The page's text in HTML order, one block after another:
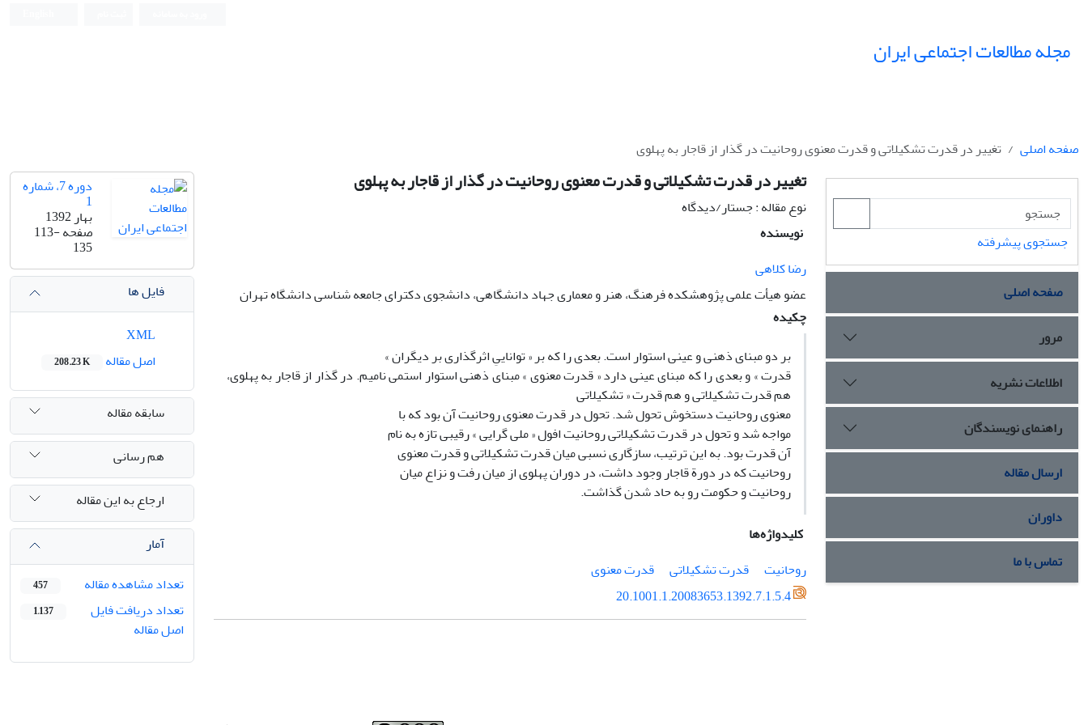
مجله مطالعات اجتماعی ایران
صفحه اصلی تغییر در قدرت تشکیلاتی و قدرت معنوی روحانیت در گذار از قاجار به پهلوی
تغییر در قدرت تشکیلاتی و قدرت معنوی روحانیت در گذار از قاجار به پهلوی
نوع مقاله : جستار/دیدگاه
نویسنده
رضا کلاهی
عضو هیأت علمی پژوهشکده فرهنگ، هنر و معماری جهاد دانشگاهی، دانشجوی دکترای جامعه شناسی دانشگاه تهران
چکیده
بر دو مبنای ذهنی و عینی استوار است. بعدی را که بر « تواناییِ اثرگذاری بر دیگران »
قدرت » و بعدی را که مبنای عینی دارد « قدرت معنوی » مبنای ذهنی استوار استمی نامیم. در گذار از قاجار به پهلوی،
هم قدرت تشکیلاتی و هم قدرت « تشکیلاتی
معنوی روحانیت دستخوش تحول شد. تحول در قدرت معنوی روحانیت آن بود که با
مواجه شد و تحول در قدرت تشکیلاتی روحانیت افول « ملی گرایی » رقیبی تازه به نام
آن قدرت بود. به این ترتیب، سازگاری نسبی میان قدرت تشکیلاتی و قدرت معنوی
روحانیت که در دورة قاجار وجود داشت، در دوران پهلوی از میان رفت و نزاع میان
روحانیت و حکومت رو به حاد شدن گذاشت.
کلیدواژه‌ها
روحانیت
قدرت تشکیلاتی
قدرت معنوی
20.1001.1.20083653.1392.7.1.5.4
دوره 7، شماره
1
بهار 1392
صفحه113-
135
فایل ها
اصل مقاله
208.23 K
سابقه مقاله
هم رسانی
ارجاع به این مقاله
آمار
تعداد مشاهده مقاله
457
تعداد دریافت فایل
اصل مقاله
1,137
جستجوی پیشرفته
صفحه اصلی
مرور
اطلاعات نشریه
راهنمای نویسندگان
ارسال مقاله
داوران
تماس با ما